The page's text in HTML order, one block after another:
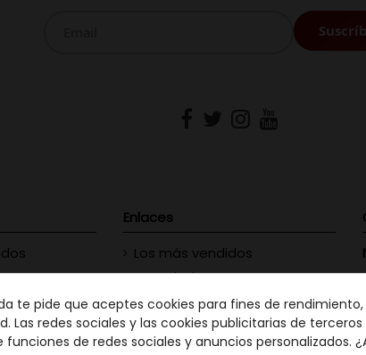
Enlaces
Los más vendidos
Novedades
Contacte con nosotros
te pide que aceptes cookies para fines de
Las redes sociales y las cookies publicitarias de
de redes sociales y anuncios personalizados.